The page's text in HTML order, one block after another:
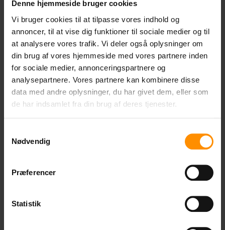
Denne hjemmeside bruger cookies
Vi bruger cookies til at tilpasse vores indhold og
annoncer, til at vise dig funktioner til sociale medier og til
at analysere vores trafik. Vi deler også oplysninger om
din brug af vores hjemmeside med vores partnere inden
for sociale medier, annonceringspartnere og
analysepartnere. Vores partnere kan kombinere disse
data med andre oplysninger, du har givet dem, eller som
de har indsamlet fra din brug af deres tjenester.
Nødvendig
Præferencer
Statistik
Polér jævnligt bestikket med stålrens. Dette fjerner eventuel
begyndende flyverust.